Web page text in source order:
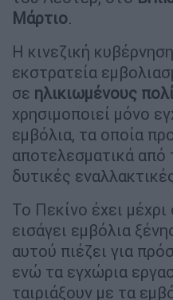
Μάρτιο.
Η κινεζική
εκστρατεία
σε ηλικιωμένους
χρησιμοποιεί μόνο
εμβόλια, τα οποία
αποτελεσματικά από
δυτικές
Το Πεκίνο έχει μέχρι
εισάγει εμβόλια
αυτού πιέζει για
ενώ τα εγχώρια
ταιριάξουν με τα